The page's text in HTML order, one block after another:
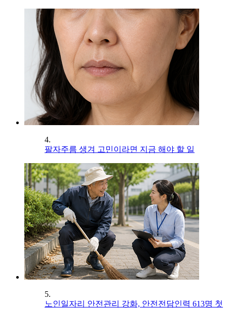
4.
팔자주름 생겨 고민이라면 지금 해야 할 일
5.
노인일자리 안전관리 강화, 안전전담인력 613명 첫